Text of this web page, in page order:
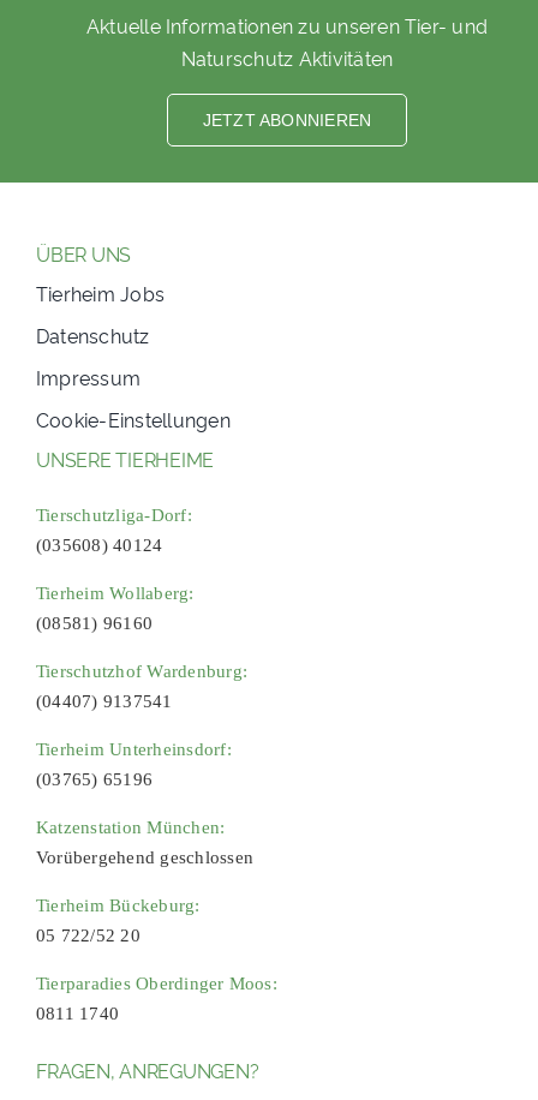
Aktuelle Informationen zu unseren Tier- und
Naturschutz Aktivitäten
JETZT ABONNIEREN
ÜBER UNS
Tierheim Jobs
Datenschutz
Impressum
Cookie-Einstellungen
UNSERE TIERHEIME
Tierschutzliga-Dorf:
(035608) 40124
Tierheim Wollaberg:
(08581) 96160
Tierschutzhof Wardenburg:
(04407) 9137541
Tierheim Unterheinsdorf:
(03765) 65196
Katzenstation München:
Vorübergehend geschlossen
Tierheim Bückeburg:
05 722/52 20
Tierparadies Oberdinger Moos:
0811 1740
FRAGEN, ANREGUNGEN?